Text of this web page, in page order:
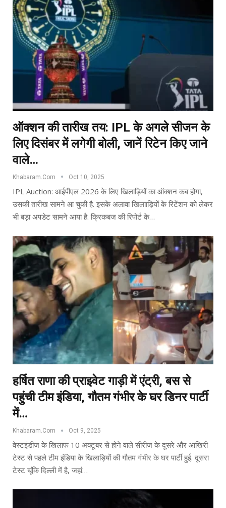
ऑक्शन की तारीख तय: IPL के अगले सीजन के
लिए दिसंबर में लगेगी बोली, जानें रिटेन किए जाने
वाले…
Khabaram.Com Oct 10, 2025
IPL Auction: आईपीएल 2026 के लिए खिलाड़ियों का ऑक्शन कब होगा,
उसकी तारीख सामने आ चुकी है. इसके अलावा खिलााड़ियों के रिटेंशन को लेकर
भी बड़ा अपडेट सामने आया है. क्रिकबज की रिपोर्ट के…
हर्षित राणा की प्राइवेट गाड़ी में एंट्री, बस से
पहुंची टीम इंडिया, गौतम गंभीर के घर डिनर पार्टी
में…
Khabaram.Com Oct 9, 2025
वेस्टइंडीज के खिलाफ 10 अक्टूबर से होने वाले सीरीज के दूसरे और आखिरी
टेस्ट से पहले टीम इंडिया के खिलाड़ियों की गौतम गंभीर के घर पार्टी हुई. दूसरा
टेस्ट चूंकि दिल्ली में है, जहां…